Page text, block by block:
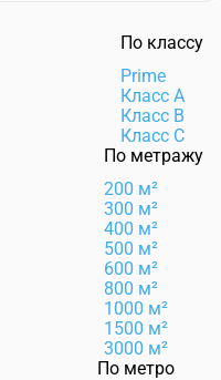
По классу
Prime
Класс А
Класс B
Класс C
По метражу
200 м²
300 м²
400 м²
500 м²
600 м²
800 м²
1000 м²
1500 м²
3000 м²
По метро